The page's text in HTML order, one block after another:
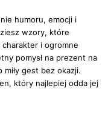
humoru, emocji i
wzory, które
charakter i ogromne
pomysł na prezent na
gest bez okazji.
który najlepiej odda jej